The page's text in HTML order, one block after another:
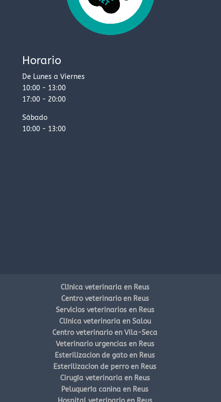
Horario
De Lunes a Viernes
10:00 - 13:00
17:00 - 20:00
Sábado
10:00 - 13:00
Clínica veterinaria en Reus
Centro veterinario en Reus
Servicios veterinarios en Reus
Clínica veterinaria en Salou
Centro veterinario en Vila-Seca
Veterinario urgencias en Reus
Esterilizacion de gato en Reus
Esterilizacion de perro en Reus
Cirugía veterinaria en Reus
Peluquería canina en Reus